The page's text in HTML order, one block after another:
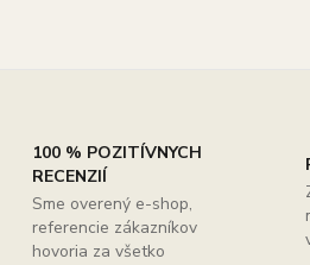
100 % POZITÍVNYCH
RECENZIÍ
Sme overený e-shop,
referencie zákazníkov
hovoria za všetko